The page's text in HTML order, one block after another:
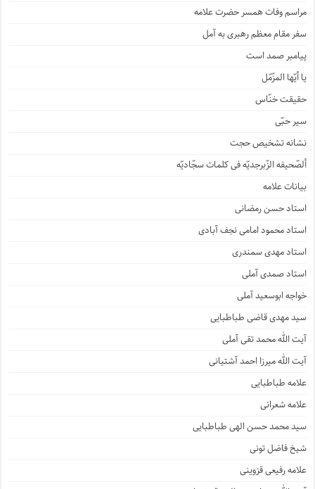
مراسم وفات همسر حضرت علامه
سفر مقام معظم رهبری به آمل
پیامبر صمد است
یا أیّها المزّمّل
حقیقت خنّاس
سیر حبّی
نشانه تشخیص حجت
ألصّحیفه الزّبرجدیّه فی کلمات سجّادیّه
بیانات علامه
استاد حسن رمضانی
استاد محمود امامی نجف آبادی
استاد مهدی سمندری
استاد صمدی آملی
خواجه ابوسعید آملی
سید مهدی قاضی طباطبایی
آیت الله محمد تقی آملی
آیت الله میرزا احمد آشتیانی
علامه طباطبایی
علامه شعرانی
سید محمد حسن الهی طباطبایی
شیخ فاضل تونی
علامه رفیعی قزوینی